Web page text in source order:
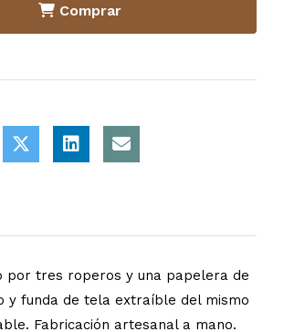
Comprar
por tres roperos y una papelera de
y funda de tela extraíble del mismo
Fabricación artesanal a mano.